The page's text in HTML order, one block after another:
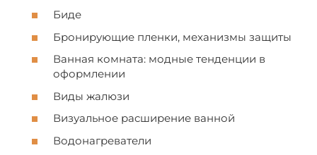
Биде
Брониpующие пленки, механизмы защиты
Ванная комната: модные тенденции в
оформлении
Виды жалюзи
Визуальное раcширение ванной
Водонагpеватели